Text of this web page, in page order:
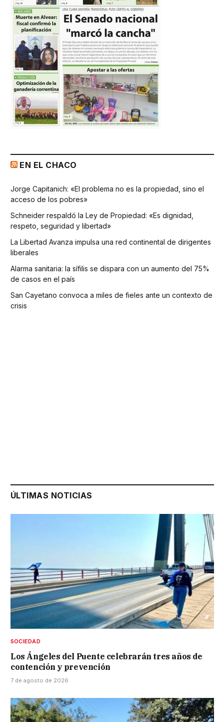
EN EL CHACO
Jorge Capitanich: «El problema no es la propiedad, sino el
acceso de los pobres»
Schneider respaldó la Ley de Propiedad: «Es dignidad,
respeto, seguridad y libertad»
La Libertad Avanza impulsa una red continental de dirigentes
liberales
Alarma sanitaria: la sífilis se dispara con un aumento del 75%
de casos en el país
San Cayetano convoca a miles de fieles ante un contexto de
crisis
ÚLTIMAS NOTICIAS
SOCIEDAD
Los Ángeles del Puente celebrarán tres años de
contención y prevención
7 de agosto de 2026